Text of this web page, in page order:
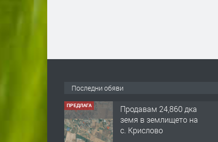
Последни обяви
ПРЕДЛАГА
122 м2- 3 стаен
апартамент супер
център Асеновград-